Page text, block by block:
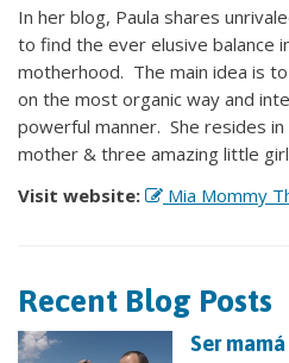
In her blog, Paula shares
to find the ever elusive balance
motherhood. The main idea is
on the most organic way and
powerful manner. She resides
mother & three amazing little
Visit website:
Mia Mommy
Recent Blog Posts
Ser